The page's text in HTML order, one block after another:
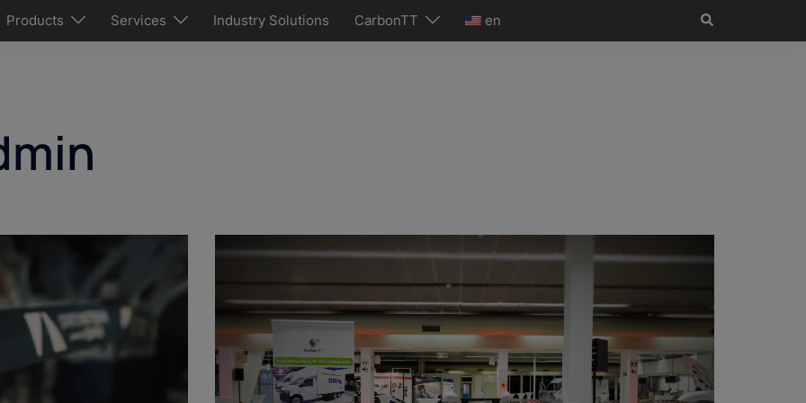
Products Services Industry Solutions CarbonTT en Search